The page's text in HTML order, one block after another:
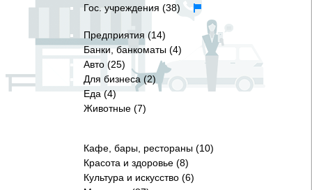
Гос. учреждения (38)
Предприятия (14)
Банки, банкоматы (4)
Авто (25)
Для бизнеса (2)
Еда (4)
Животные (7)
Кафе, бары, рестораны (10)
Красота и здоровье (8)
Культура и искусство (6)